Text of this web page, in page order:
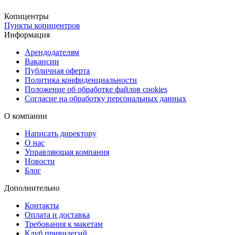
Удобная и быстрая доставка
Готовые цифровые файлы можно получить любым удобным
печать после сканирования, заказ можно забрать бесплатно в
пунктах выдачи Copy.ru. Также доступна доставка через СДЭК
в ПВЗ или курьером. Для срочных ситуаций доступна
доставка в день готовности.
Copy.ru — надежный сервис цифровой обработки
максимально быстрые сроки, чтобы ваши документы были
готовы точно тогда, когда они нужны.
Копицентры
Пункты копицентров
Информация
Арендодателям
Вакансии
Публичная оферта
Политика конфиденциальности
Положение об обработке файлов cookies
Согласие на обработку персональных данных
О компании
Написать директору
О нас
Управляющая компания
Новости
Блог
Дополнительно
Контакты
Оплата и доставка
Требования к макетам
Клуб привилегий